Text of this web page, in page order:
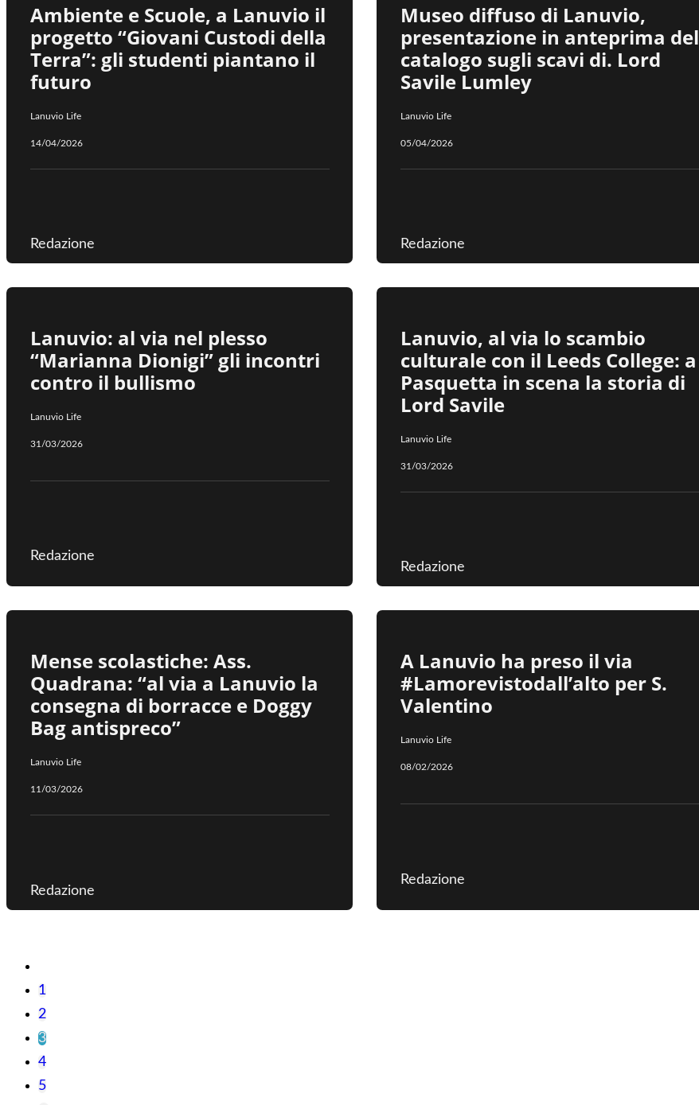
Ambiente e Scuole, a Lanuvio il
progetto “Giovani Custodi della
Terra”: gli studenti piantano il
futuro
Lanuvio Life
14/04/2026
Redazione
Museo diffuso di Lanuvio,
presentazione in anteprima del
catalogo sugli scavi di. Lord
Savile Lumley
Lanuvio Life
05/04/2026
Redazione
Lanuvio: al via nel plesso
“Marianna Dionigi” gli incontri
contro il bullismo
Lanuvio Life
31/03/2026
Redazione
Lanuvio, al via lo scambio
culturale con il Leeds College: a
Pasquetta in scena la storia di
Lord Savile
Lanuvio Life
31/03/2026
Redazione
Mense scolastiche: Ass.
Quadrana: “al via a Lanuvio la
consegna di borracce e Doggy
Bag antispreco”
Lanuvio Life
11/03/2026
Redazione
A Lanuvio ha preso il via
#Lamorevistodall’alto per S.
Valentino
Lanuvio Life
08/02/2026
Redazione
1
2
3
4
5